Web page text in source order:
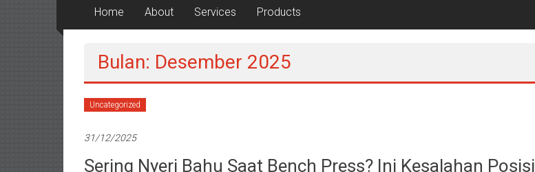
Home About Services Products
Bulan: Desember 2025
Uncategorized
31/12/2025
Sering Nyeri Bahu Saat Bench Press? Ini Kesalahan Posisi